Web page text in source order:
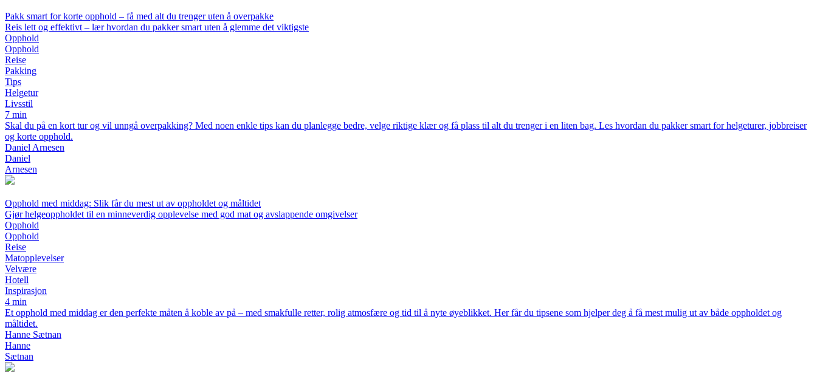
Pakk smart for korte opphold – få med alt du trenger uten å overpakke
Reis lett og effektivt – lær hvordan du pakker smart uten å glemme det viktigste
Opphold
Opphold
Reise
Pakking
Tips
Helgetur
Livsstil
7 min
Skal du på en kort tur og vil unngå overpakking? Med noen enkle tips kan du planlegge bedre, velge riktige klær og få plass til alt du trenger i en liten bag. Les hvordan du pakker smart for helgeturer, jobbreiser
og korte opphold.
Daniel Arnesen
Daniel
Arnesen
Opphold med middag: Slik får du mest ut av oppholdet og måltidet
Gjør helgeoppholdet til en minneverdig opplevelse med god mat og avslappende omgivelser
Opphold
Opphold
Reise
Matopplevelser
Velvære
Hotell
Inspirasjon
4 min
Et opphold med middag er den perfekte måten å koble av på – med smakfulle retter, rolig atmosfære og tid til å nyte øyeblikket. Her får du tipsene som hjelper deg å få mest mulig ut av både oppholdet og
måltidet.
Hanne Sætnan
Hanne
Sætnan